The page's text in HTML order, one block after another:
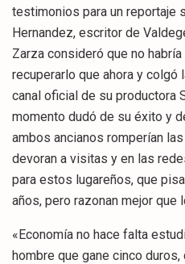
testimonios para un reportaje
Hernandez, escritor de
Zarza consideró que no
recuperarlo que ahora y colgó
canal oficial de su productora
momento dudó de su éxito y
ambos ancianos romperían
devoran a visitas y en las
para estos lugareños, que
años, pero razonan mejor
«Economía no hace falta
hombre que gane cinco